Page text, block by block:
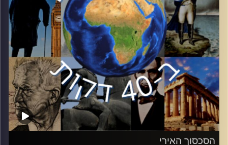
קרדיט תמונות:יוסי מצרי
הסכסוך האירי